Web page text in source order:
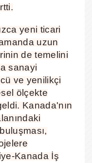
yeni ticari
uzun
de temelini
sanayi
ve yenilikçi
ölçekte
Kanada'nın
Kanada İş